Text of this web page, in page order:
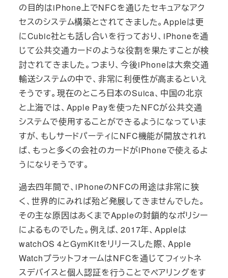
の目的はiPhone上でNFCを通じたセキュアなアク
セスのシステム構築とされてきました。Appleは更
にCubic社とも話し合いを行っており、iPhoneを通
じて公共交通カードのような役割を果たすことが検
討されてきました。つまり、今後iPhoneは大衆交通
輸送システムの中で、非常に利便性が高まるといえ
そうです。現在のところ日本のSuica、中国の北京
と上海では、Apple Payを使ったNFCが公共交通
システムで使用することができるようになっていま
すが、もしサードパーティにNFC機能が開放されれ
ば、もっと多くの会社のカードがiPhoneで使えるよ
うになりそうです。
過去四年間で、iPhoneのNFCの用途は非常に狭
く、世界的にみれば殆ど発展してきませんでした。
その主な原因はあくまでAppleの封鎖的なポリシー
によるものでした。例えば、2017年、Appleは
watchOS 4とGymKitをリリースした際、Apple
WatchプラットフォームはNFCを通じてフィットネ
スデバイスと個人認証を行うことでペアリングをす